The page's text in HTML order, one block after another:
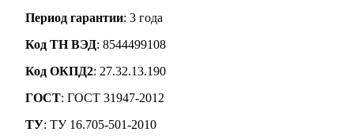
Период гарантии: 3 года
Код ТН ВЭД: 8544499108
Код ОКПД2: 27.32.13.190
ГОСТ: ГОСТ 31947-2012
ТУ: ТУ 16.705-501-2010